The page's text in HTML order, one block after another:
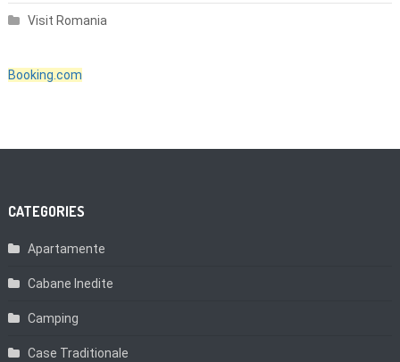
Visit Romania
Booking.com
CATEGORIES
Apartamente
Cabane Inedite
Camping
Case Traditionale